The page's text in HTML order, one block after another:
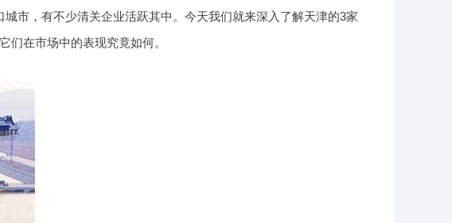
市，有不少清关企业活跃其中。今天我们就来深入了解天津的3家
们在市场中的表现究竟如何。